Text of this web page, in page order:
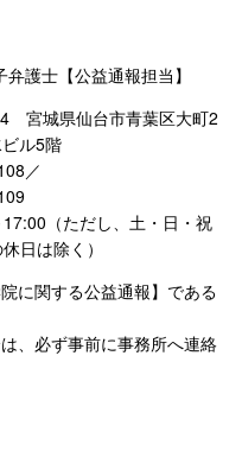
護士【公益通報担当】
宮城県仙台市青葉区大町2
ル5階
／
（ただし、土・日・祝
日は除く）
に関する公益通報】である
、必ず事前に事務所へ連絡